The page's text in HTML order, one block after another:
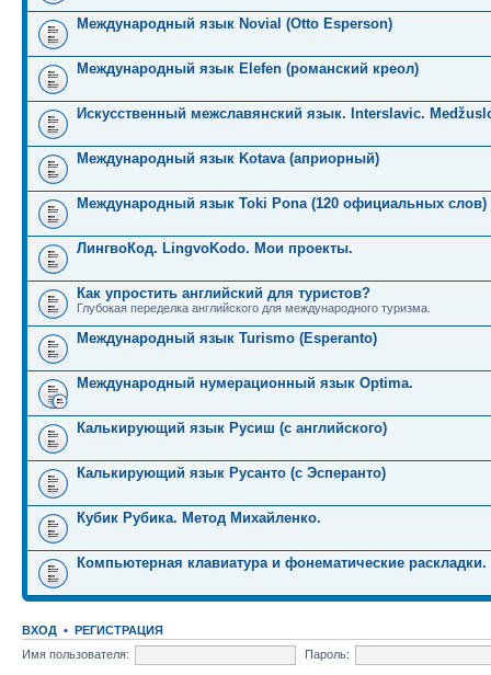
Международный язык Novial (Otto Esperson)
Международный язык Elefen (романский креол)
Искусственный межславянский язык. Interslavic.
Международный язык Kotava (априорный)
Международный язык Toki Pona (120 официальных слов)
ЛингвоКод. LingvoKodo. Мои проекты.
Как упростить английский для туристов?
Глубокая переделка английского для международного туризма.
Международный язык Turismo (Esperanto)
Международный нумерационный язык Optima.
Калькирующий язык Русиш (с английского)
Калькирующий язык Русанто (с Эсперанто)
Кубик Рубика. Метод Михайленко.
Компьютерная клавиатура и фонематические раскладки.
ВХОД • РЕГИСТРАЦИЯ
Имя пользователя:
Пароль: